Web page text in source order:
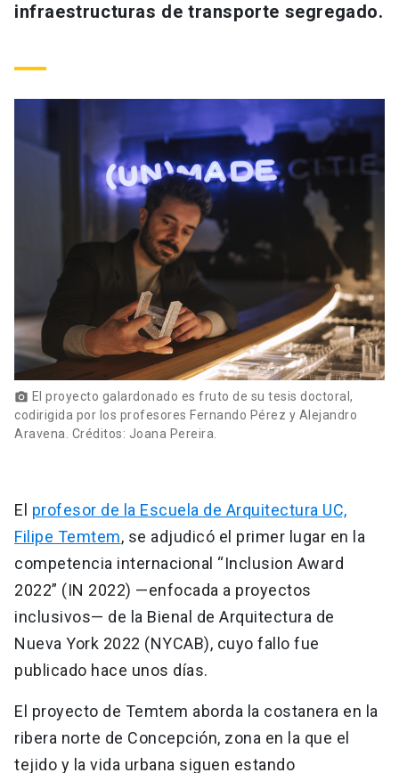
launch
Padres y familia
launch
Admisión
Correo UC launch
Mi Portal UC launch
Biblioteca launch
infraestructuras de transporte segregado.
photo_camera El proyecto galardonado es fruto de su tesis doctoral,
codirigida por los profesores Fernando Pérez y Alejandro
Aravena. Créditos: Joana Pereira.
El profesor de la Escuela de Arquitectura UC,
Filipe Temtem, se adjudicó el primer lugar en la
competencia internacional “Inclusion Award
2022” (IN 2022) —enfocada a proyectos
inclusivos— de la Bienal de Arquitectura de
Nueva York 2022 (NYCAB), cuyo fallo fue
publicado hace unos días.
El proyecto de Temtem aborda la costanera en la
ribera norte de Concepción, zona en la que el
tejido y la vida urbana siguen estando